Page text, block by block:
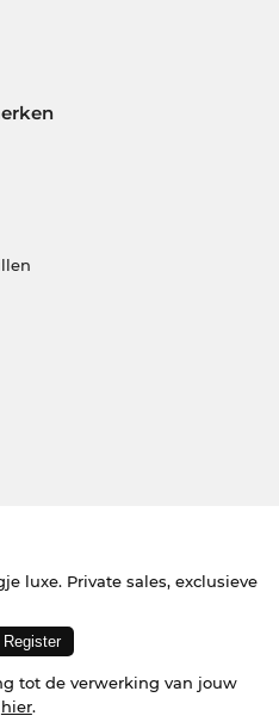
luxe. Private sales, exclusieve
tot de verwerking van jouw
hier.